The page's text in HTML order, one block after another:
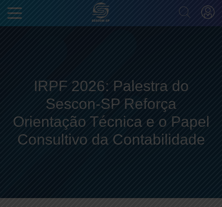
IRPF 2026: Palestra do
Sescon-SP Reforça
Orientação Técnica e o Papel
Consultivo da Contabilidade